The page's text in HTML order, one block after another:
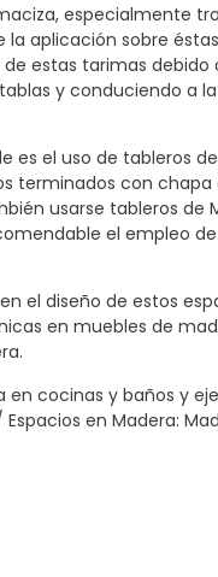
especialmente
aplicación sobre
estas tarimas debido
y conduciendo a
es el uso de tableros
terminados con
usarse tableros de
el empleo
el diseño de estos
en muebles de
cocinas y baños y
en Madera: